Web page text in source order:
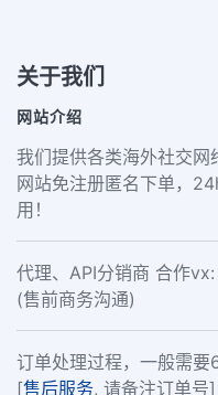
关于我们
网站介绍
我们提供各类海外社交网
网站免注册匿名下单，
用！
代理、API分销商 合作
(售前商务沟通)
订单处理过程，一般需要
[售后服务, 请备注订单号]